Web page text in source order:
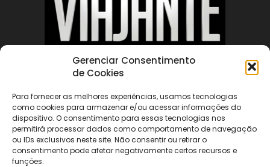
Gerenciar Consentimento
de Cookies
Para fornecer as melhores experiências, usamos tecnologias
como cookies para armazenar e/ou acessar informações do
dispositivo. O consentimento para essas tecnologias nos
permitirá processar dados como comportamento de navegação
ou IDs exclusivos neste site. Não consentir ou retirar o
consentimento pode afetar negativamente certos recursos e
funções.
FOLLOW US